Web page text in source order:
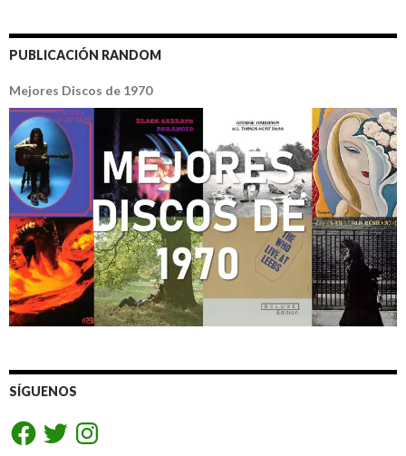
PUBLICACIÓN RANDOM
Mejores Discos de 1970
SÍGUENOS
FacebookTwitterInstagram